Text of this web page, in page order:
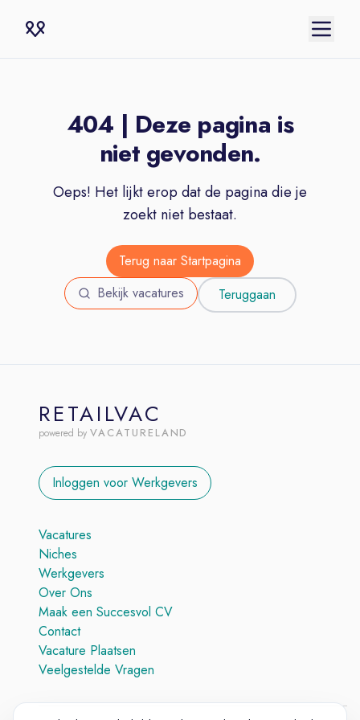
404 | Deze pagina is
niet gevonden.
Oeps! Het lijkt erop dat de pagina die je
zoekt niet bestaat.
Terug naar Startpagina
Bekijk vacatures
Teruggaan
RETAILVAC
powered by VACATURELAND
Inloggen voor Werkgevers
Vacatures
Niches
Werkgevers
Over Ons
Maak een Succesvol CV
Contact
Vacature Plaatsen
Veelgestelde Vragen